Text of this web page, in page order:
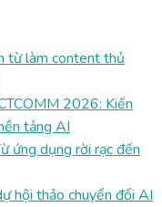
từ làm content thủ
2026: Kiến
tảng AI
ứng dụng rời rạc đến
hội thảo chuyển đổi AI